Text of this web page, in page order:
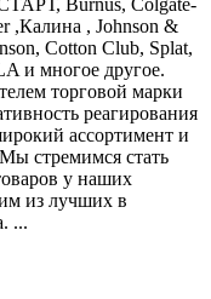
,Калина , Johnson &
Cotton Club, Splat,
и многое другое.
торговой марки
реагирования
ассортимент и
стремимся стать
у наших
из лучших в
...